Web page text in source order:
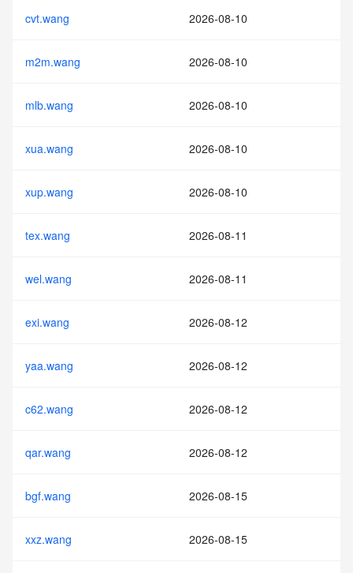
cvt.wang 2026-08-10
m2m.wang 2026-08-10
mlb.wang 2026-08-10
xua.wang 2026-08-10
xup.wang 2026-08-10
tex.wang 2026-08-11
wel.wang 2026-08-11
exi.wang 2026-08-12
yaa.wang 2026-08-12
c62.wang 2026-08-12
qar.wang 2026-08-12
bgf.wang 2026-08-15
xxz.wang 2026-08-15